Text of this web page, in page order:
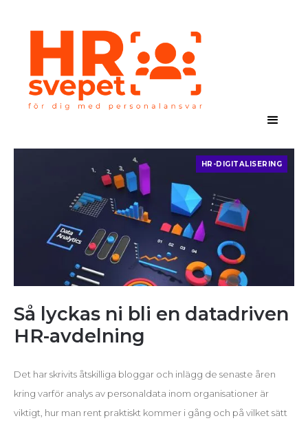
HR-DIGITALISERING
‍Så lyckas ni bli en datadriven
HR-avdelning
Det har skrivits åtskilliga bloggar och inlägg de senaste åren
kring varför analys av personaldata inom organisationer är
viktigt, hur man rent praktiskt kommer i gång och på vilket sätt